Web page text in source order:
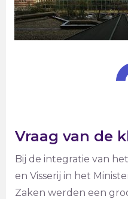
Vraag van de
Bij de integratie van
en Visserij in het
Zaken werden een